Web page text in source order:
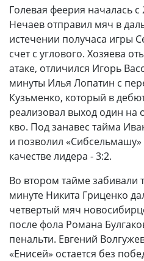
Голевая феерия началась
Нечаев отправил мяч в
истечении получаса игры
счет с углового. Хозяева
атаке, отличился Игорь
минуты Илья Лопатин с
Кузьменко, который в
реализовал выход один на
кво. Под занавес тайма
и позволил
качестве лидера - 3:2.
Во втором тайме забивали
минуте Никита Гриценко
четвертый мяч
после фола Романа
пенальти. Евгений
«Енисей» остается без